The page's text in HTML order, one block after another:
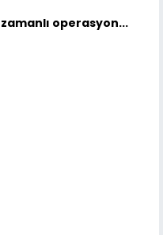
operasyon...